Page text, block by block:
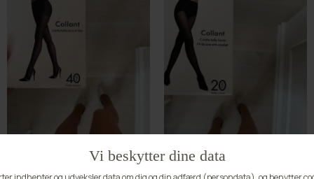
BUCH FAVOURITE